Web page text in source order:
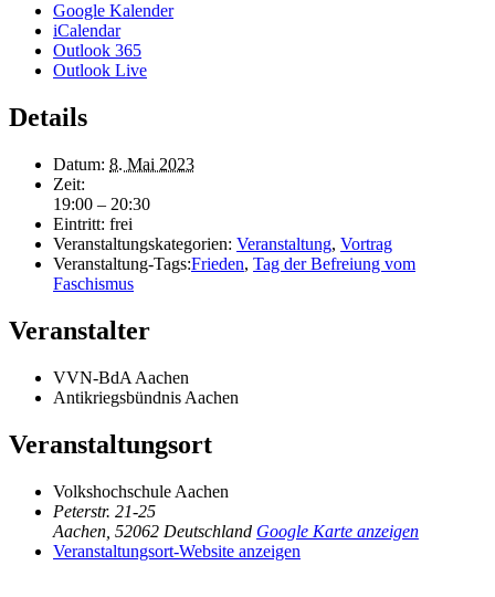
Google Kalender
iCalendar
Outlook 365
Outlook Live
Details
Datum: 8. Mai 2023
Zeit:
19:00 – 20:30
Eintritt: frei
Veranstaltungskategorien: Veranstaltung, Vortrag
Veranstaltung-Tags:Frieden, Tag der Befreiung vom
Faschismus
Veranstalter
VVN-BdA Aachen
Antikriegsbündnis Aachen
Veranstaltungsort
Volkshochschule Aachen
Peterstr. 21-25
Aachen 52062 Deutschland Google Karte anzeigen
Veranstaltungsort-Website anzeigen